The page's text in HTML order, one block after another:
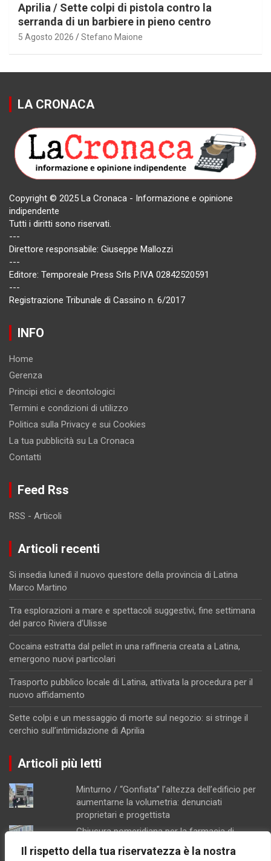
Il rispetto della tua riservatezza è la nostra
Aprilia / Sette colpi di pistola contro la
serranda di un barbiere in pieno centro
5 Agosto 2026 Stefano Maione
LA CRONACA
Copyright © 2025 La Cronaca - Informazione e opinione
indipendente
Tutti i diritti sono riservati.
---
Direttore responsabile: Giuseppe Mallozzi
---
Editore: Temporeale Press Srls P.IVA 02842520591
---
Registrazione Tribunale di Cassino n. 6/2017
INFO
Home
Gerenza
Principi etici e deontologici
Termini e condizioni di utilizzo
Politica sulla Privacy e sui Cookies
La tua pubblicità su La Cronaca
Contatti
Feed Rss
RSS - Articoli
Articoli recenti
Si insedia lunedì il nuovo questore della provincia di Latina
Marco Martino
Tra esplorazioni a mare e spettacoli suggestivi, fine settimana
del parco Riviera d’Ulisse
Cocaina estratta dal pellet in una raffineria creata a Latina,
emergono nuovi particolari
Trasporto pubblico locale di Latina, attivata la procedura per il
nuovo affidamento
Sette colpi e un messaggio di morte sul negozio: si stringe il
cerchio sull’intimidazione di Aprilia
Articoli più letti
Minturno / “Gonfiata” l’altezza dell’edificio per
aumentarne la volumetria: denunciati
proprietari e progettista
Chiusura pomeridiana per la farmacia di
Formia, "manca il personale"